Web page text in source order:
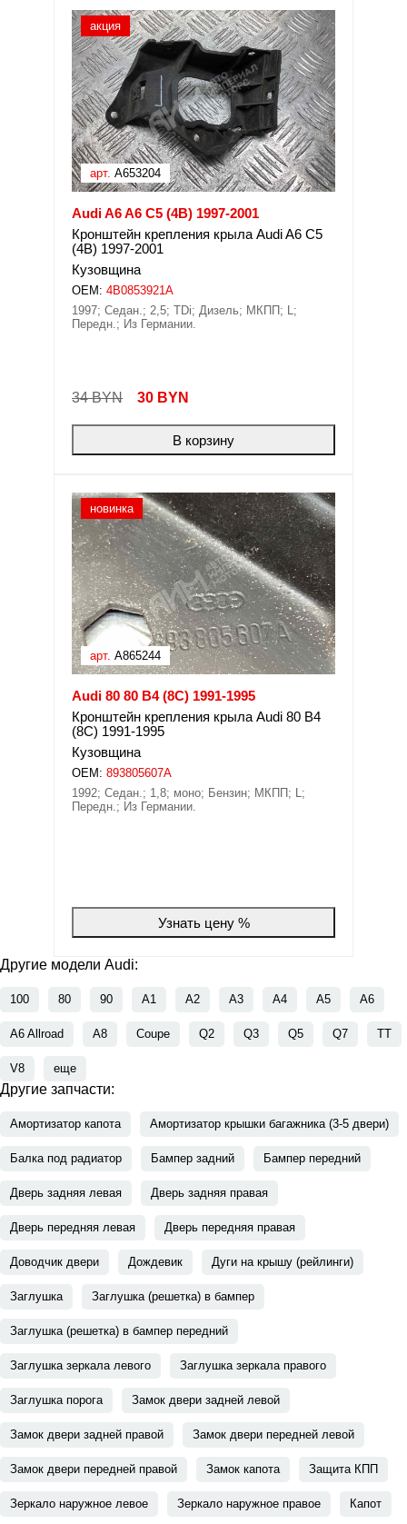
акция
арт. A653204
Audi A6 A6 C5 (4B) 1997-2001
Кронштейн крепления крыла Audi A6 C5
(4B) 1997-2001
Кузовщина
OEM: 4B0853921A
1997; Седан.; 2,5; TDi; Дизель; МКПП; L;
Передн.; Из Германии.
34 BYN 30 BYN
В корзину
новинка
арт. A865244
Audi 80 80 B4 (8C) 1991-1995
Кронштейн крепления крыла Audi 80 B4
(8C) 1991-1995
Кузовщина
OEM: 893805607A
1992; Седан.; 1,8; моно; Бензин; МКПП; L;
Передн.; Из Германии.
Узнать цену %
Другие модели Audi:
100 80 90 A1 A2 A3 A4 A5 A6
A6 Allroad A8 Coupe Q2 Q3 Q5 Q7 TT
V8 еще
Другие запчасти:
Амортизатор капота Амортизатор крышки багажника (3-5 двери)
Балка под радиатор Бампер задний Бампер передний
Дверь задняя левая Дверь задняя правая
Дверь передняя левая Дверь передняя правая
Доводчик двери Дождевик Дуги на крышу (рейлинги)
Заглушка Заглушка (решетка) в бампер
Заглушка (решетка) в бампер передний
Заглушка зеркала левого Заглушка зеркала правого
Заглушка порога Замок двери задней левой
Замок двери задней правой Замок двери передней левой
Замок двери передней правой Замок капота Защита КПП
Зеркало наружное левое Зеркало наружное правое Капот